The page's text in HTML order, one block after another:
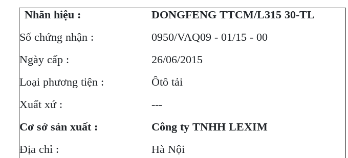
Nhãn hiệu :
DONGFENG TTCM/L315 30-TL
Số chứng nhận :
0950/VAQ09 - 01/15 - 00
Ngày cấp :
26/06/2015
Loại phương tiện :
Ôtô tải
Xuất xứ :
---
Cơ sở sản xuất :
Công ty TNHH LEXIM
Địa chỉ :
Hà Nội